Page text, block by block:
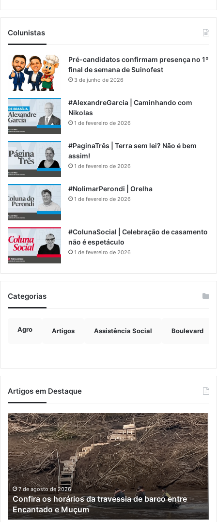
Colunistas
Pré-candidatos confirmam presença no 1º
final de semana de Suinofest
3 de junho de 2026
#AlexandreGarcia | Caminhando com
Nikolas
1 de fevereiro de 2026
#PaginaTrês | Terra sem lei? Não é bem
assim!
1 de fevereiro de 2026
#NolimarPerondi | Orelha
1 de fevereiro de 2026
#ColunaSocial | Celebração de casamento
não é espetáculo
1 de fevereiro de 2026
Categorias
Agro Artigos Assistência Social Boulevard
Artigos em Destaque
Turisvales
2026
recebe
1200
profissionais
do
trade
turístico
7 de agosto de 2026
Turisvales 2026 recebe 1200 profissionais do trade
turístico